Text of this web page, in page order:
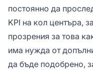
постоянно да
KPI на кол центъра,
прозрения за това
има нужда от
да бъде подобрено,